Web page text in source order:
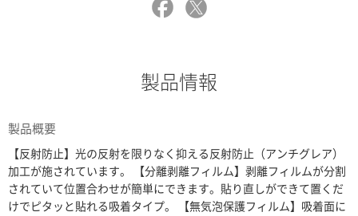
製品情報
製品概要
【反射防止】光の反射を限りなく抑える反射防止（アンチグレア）
加工が施されています。 【分離剥離フィルム】剥離フィルムが分割
されていて位置合わせが簡単にできます。貼り直しができて置くだ
けでピタッと貼れる吸着タイプ。 【無気泡保護フィルム】吸着面に